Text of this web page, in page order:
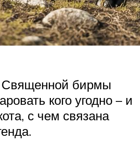
Священной бирмы
кого угодно – и
с чем связана